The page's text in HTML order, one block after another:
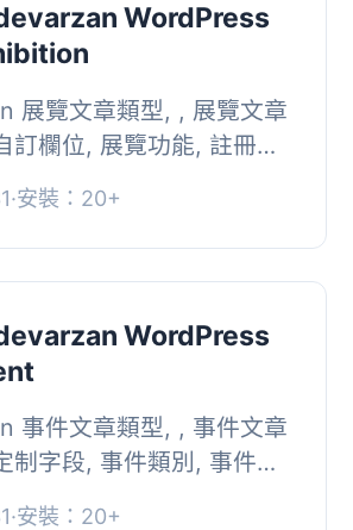
WordPress
展覽文章類型, , 展覽文章
訂欄位, 展覽功能, 註冊佈
·安裝：20+
WordPress
事件文章類型, , 事件文章
制字段, 事件類別, 事件功
面,
·安裝：20+